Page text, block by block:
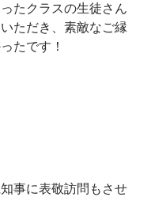
たクラスの生徒さん
ただき、素敵なご縁
たです！
事に表敬訪問もさせ